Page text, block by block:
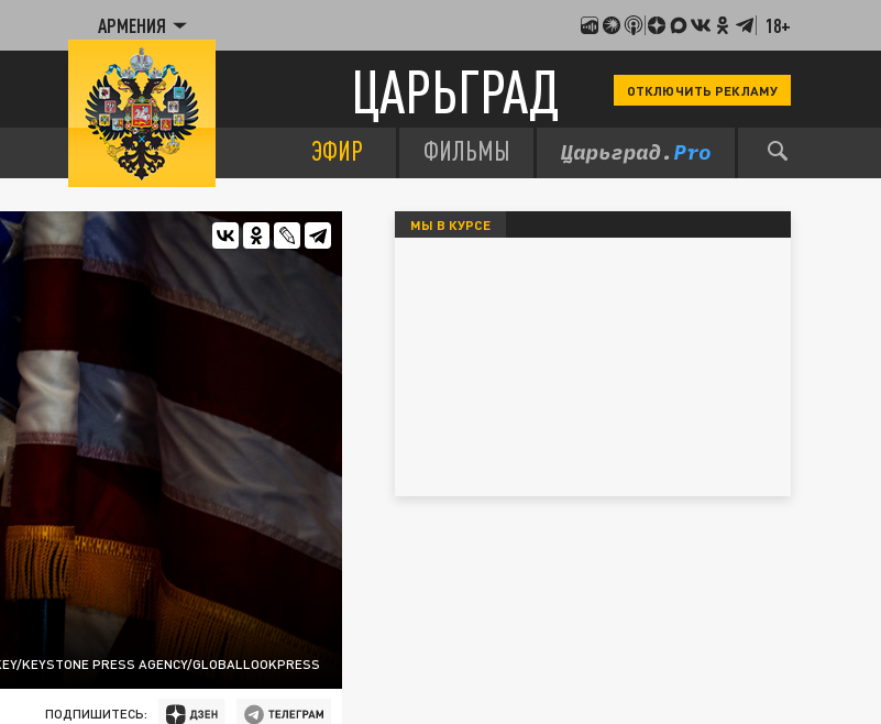
АРМЕНИЯ 18+
ЦАРЬГРАД ОТКЛЮЧИТЬ РЕКЛАМУ
ЭФИР ФИЛЬМЫ
KEYSTONE PRESS AGENCY/GLOBALLOOKPRESS
ПОДПИШИТЕСЬ:
МЫ В КУРСЕ